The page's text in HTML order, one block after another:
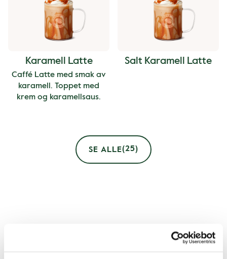
Karamell Latte
Caffé Latte med smak av
karamell. Toppet med
krem og karamellsaus.
Salt Karamell Latte
SE ALLE(25)